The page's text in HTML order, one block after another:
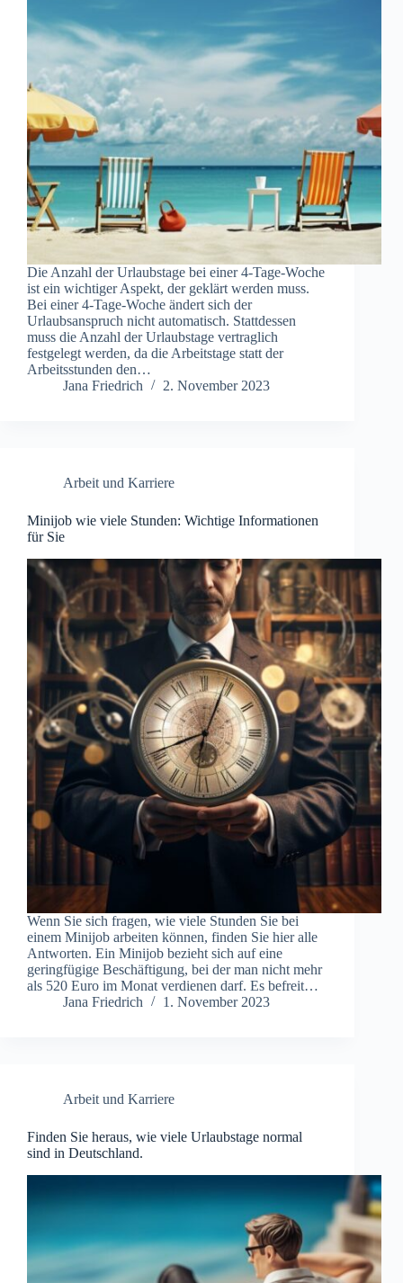
Die Anzahl der Urlaubstage bei einer 4-Tage-Woche
ist ein wichtiger Aspekt, der geklärt werden muss.
Bei einer 4-Tage-Woche ändert sich der
Urlaubsanspruch nicht automatisch. Stattdessen
muss die Anzahl der Urlaubstage vertraglich
festgelegt werden, da die Arbeitstage statt der
Arbeitsstunden den…
Jana Friedrich
2. November 2023
Arbeit und Karriere
Minijob wie viele Stunden: Wichtige Informationen
für Sie
Wenn Sie sich fragen, wie viele Stunden Sie bei
einem Minijob arbeiten können, finden Sie hier alle
Antworten. Ein Minijob bezieht sich auf eine
geringfügige Beschäftigung, bei der man nicht mehr
als 520 Euro im Monat verdienen darf. Es befreit…
Jana Friedrich
1. November 2023
Arbeit und Karriere
Finden Sie heraus, wie viele Urlaubstage normal
sind in Deutschland.